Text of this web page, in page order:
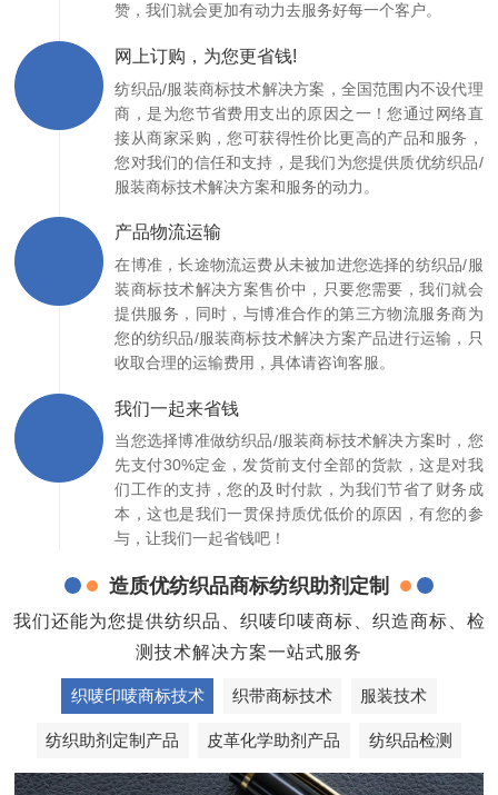
赞，我们就会更加有动力去服务好每一个客户。
网上订购，为您更省钱!
纺织品/服装商标技术解决方案，全国范围内不设代理
商，是为您节省费用支出的原因之一！您通过网络直
接从商家采购，您可获得性价比更高的产品和服务，
您对我们的信任和支持，是我们为您提供质优纺织品/
服装商标技术解决方案和服务的动力。
产品物流运输
在博准，长途物流运费从未被加进您选择的纺织品/服
装商标技术解决方案售价中，只要您需要，我们就会
提供服务，同时，与博准合作的第三方物流服务商为
您的纺织品/服装商标技术解决方案产品进行运输，只
收取合理的运输费用，具体请咨询客服。
我们一起来省钱
当您选择博准做纺织品/服装商标技术解决方案时，您
先支付30%定金，发货前支付全部的货款，这是对我
们工作的支持，您的及时付款，为我们节省了财务成
本，这也是我们一贯保持质优低价的原因，有您的参
与，让我们一起省钱吧！
造质优纺织品商标纺织助剂定制
我们还能为您提供纺织品、织唛印唛商标、织造商标、检
测技术解决方案一站式服务
织唛印唛商标技术 织带商标技术 服装技术
纺织助剂定制产品 皮革化学助剂产品 纺织品检测